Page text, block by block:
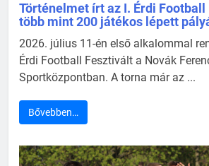
Történelmet írt az I. Érdi
több mint 200 játékos lépett
2026. július 11-én első alkalommal
Érdi Football Fesztivált a Novák
Sportközpontban. A torna már az ...
Bővebben…